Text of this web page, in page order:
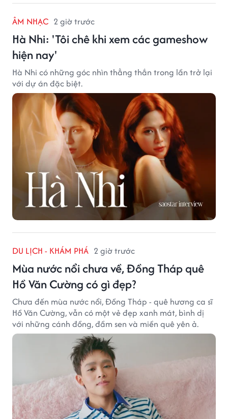
ÂM NHẠC 2 giờ trước
Hà Nhi: 'Tôi chê khi xem các gameshow
hiện nay'
Hà Nhi có những góc nhìn thẳng thắn trong lần trở lại
với dự án đặc biệt.
DU LỊCH - KHÁM PHÁ 2 giờ trước
Mùa nước nổi chưa về, Đồng Tháp quê
Hồ Văn Cường có gì đẹp?
Chưa đến mùa nước nổi, Đồng Tháp - quê hương ca sĩ
Hồ Văn Cường, vẫn có một vẻ đẹp xanh mát, bình dị
với những cánh đồng, đầm sen và miền quê yên ả.